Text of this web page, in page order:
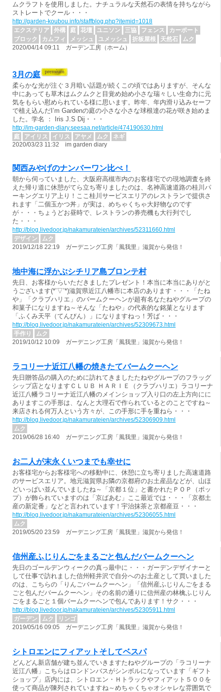
ムクラフトを使用しました。ナチュラルな天然石の表情を持ちながら
ストレートでクール・・・
http://garden-koubou.info/staffblog.php?itemid=1018
エクステリア
外構 庭 花壇 ユニソン 三協 フェンス
カーポート
ブロック
カムフィ メッシュ ユメッシュ 折板屋根 天然石
ムク
2020/04/14 09:11 ガーデン工房（ホーム）
3月の庭
柔らかな光が注ぐ３月暗い話題が続くこの頃ではありますが、そんな
中にあっても草木はムクムクと目覚め始め小さな瑞々しい生命力に元
気をもらい慰められている様に思います。昨年、年内滑り込みセーフ
で植え込んだI’m Gardenの庭の小さな小さな球根達の花が咲き始めま
した。学名 ： Iris J.S Dij・・・
http://im-garden-diary.seesaa.net/article/474190630.html
庭
アイリス イリス アヤメ ムク
ネギ
2020/03/23 11:32 im garden diary
関西みやげのナンバーワン比べ！
朝から伺っていました、大阪府高槻市内のお客様宅での現地調査を終
えた帰り道に休憩がてら立ち寄りましたのは、名神高速道路の桂川パ
ーキングエリア上り！ここ桂川サービスエリアのレストランで提供さ
れます「二個玉かつ丼」が実は、めちゃくちゃ大好物なのです
が・・・ちょうどお昼時で、レストランの券売機も大行列でし
た・・・
http://blog.livedoor.jp/nakamurateien/archives/52311660.html
デザイン
ムク
2019/12/18 22:19 ガーデニング工房「風我里」滋賀から発信！
地中海に浮かぶシチリア島ブロンテ村
先日、お客様からいただきましたプレゼント！本当に本当にありがと
うございます(*’▽’*)滋賀県近江八幡市に本店のあります・・・「たね
や」「クラブハリエ」のバームクーヘンが超有名なたねやグループの
和菓子になりますね～そんな「たねや」の代表的な銘菓となります
「ふくみ天平（てんびん）」になりますねっ！芳ば・・・
http://blog.livedoor.jp/nakamurateien/archives/52309673.html
手作り
ムク
2019/10/12 10:09 ガーデニング工房「風我里」滋賀から発信！
ラコリーナ近江八幡の焼きたてバームクーヘン
先日贈答品の購入のために訪れてきましたたねやグループのフラッグ
シップ店となりますＣＬＵＢ ＨＡＲＩＥ（クラブハリエ）ラコリーナ
近江八幡ラコリーナ近江八幡のメインショップ入り口の左上方向にに
ありますこの手形は、なんと大理石で作られているとのことですね～
来店される何万人という方々が、この手形に手を重ねら・・・
http://blog.livedoor.jp/nakamurateien/archives/52306909.html
ムク
2019/06/28 16:40 ガーデニング工房「風我里」滋賀から発信！
お二人が末永くいつまでも幸せに
お客様宅からお客様宅への移動中に、休憩に立ち寄りました高速道路
のサービスエリア。地元滋賀県お隣の京都府のお土産品などが、山ほ
どいっぱい並んでいましたね～「京都１位」と書かれたＰＯＰ（ポッ
プ）が飾られていますのは「京ばあむ」ここ最近では・・・「京都土
産の新定番」などと言われています！宇治抹茶と京都産豆・・・
http://blog.livedoor.jp/nakamurateien/archives/52306055.html
ムク
2019/05/20 23:59 ガーデニング工房「風我里」滋賀から発信！
信州産ふじりんごをまるごと包んだバームクーヘン
先日のゴールデンウィークの真っ最中に・・・ガーデンデザイナーと
して仕事で訪れました信州軽井沢で自分へのお土産として買いました
のは、こちらの「りんごバームクーヘン」「信州産ふじりんごをまる
ごと包んだバームクーヘン」その名前の通りに信州産の林檎ふじりん
ごをまるごと１個バームクーヘンで包んであります！サク・・・
http://blog.livedoor.jp/nakamurateien/archives/52305911.html
ガーデン
ムク
リンゴ
2019/05/16 09:05 ガーデニング工房「風我里」滋賀から発信！
シトロエンにフィアットそしてベスパ
どんどん新店舗が建ち並んでいきますたねやグループの「ラコリーナ
近江八幡」こちらはロンドンバスがシンボルになっています「ギフト
ショップ」店内には、シトロエン・Ｈトラックやフィアット５００を
使って商品が陳列されていますね～めちゃくちゃオシャレな雰囲気で